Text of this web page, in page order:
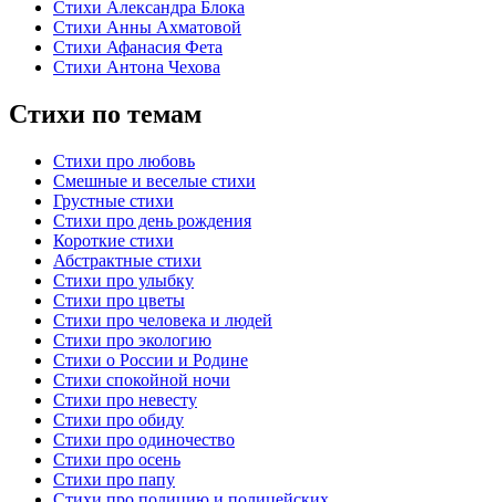
Стихи Александра Блока
Стихи Анны Ахматовой
Стихи Афанасия Фета
Стихи Антона Чехова
Стихи по темам
Стихи про любовь
Смешные и веселые стихи
Грустные стихи
Стихи про день рождения
Короткие стихи
Абстрактные стихи
Стихи про улыбку
Стихи про цветы
Стихи про человека и людей
Стихи про экологию
Стихи о России и Родине
Стихи спокойной ночи
Стихи про невесту
Стихи про обиду
Стихи про одиночество
Стихи про осень
Стихи про папу